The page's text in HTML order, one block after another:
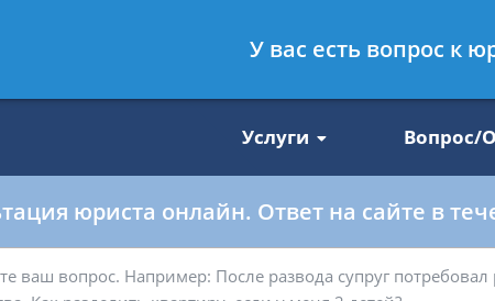
8 812 509-27-47
Услуги Вопрос/
юриста онлайн. Ответ на сайте в
У вас есть вопрос к